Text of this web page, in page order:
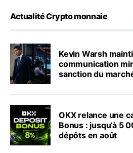
Actualité Crypto monnaie
Kevin Warsh
communication
sanction du
OKX relance une
Bonus : jusqu’à 5
dépôts en août